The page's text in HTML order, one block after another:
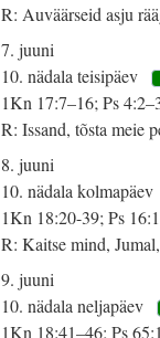
R: Auväärseid asju
7. juuni
10. nädala teisipäev
1Kn 17:7–16; Ps
R: Issand, tõsta meie
8. juuni
10. nädala kolmapäev
1Kn 18:20-39; Ps
R: Kaitse mind,
9. juuni
10. nädala neljapäev
1Kn 18:41–46; Ps